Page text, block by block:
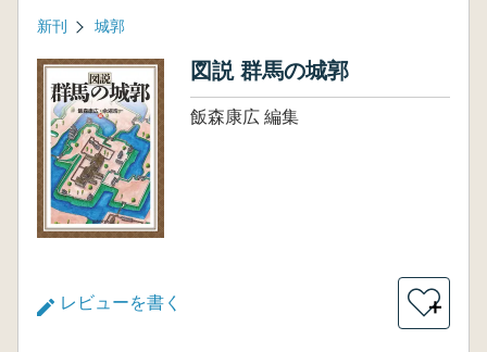
新刊 城郭
図説 群馬の城郭
飯森康広 編集
レビューを書く ＋